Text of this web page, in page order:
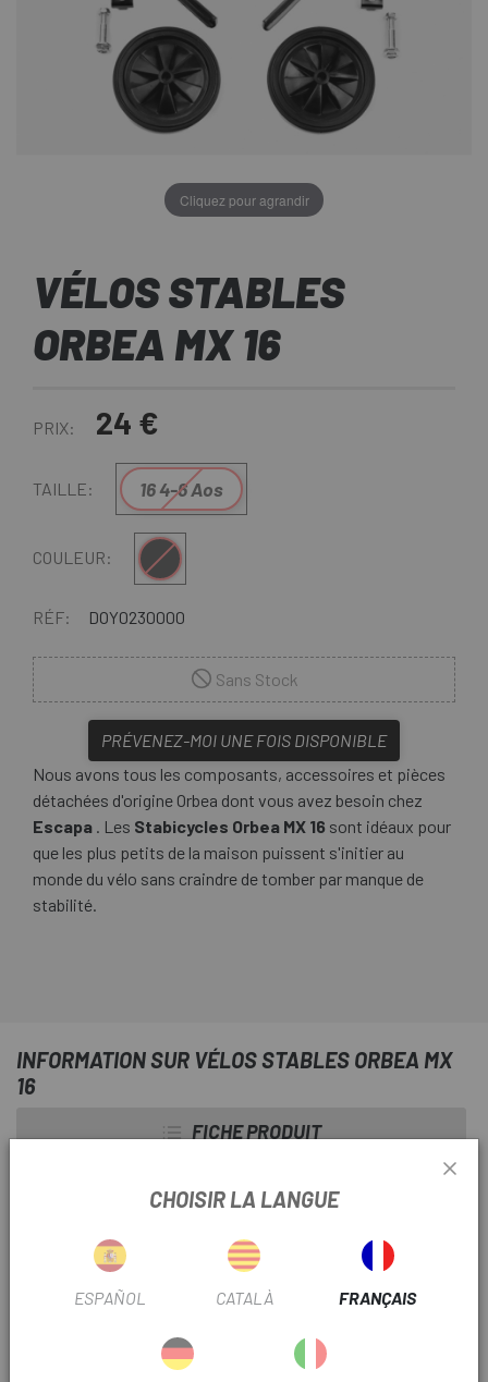
Cliquez pour agrandir
VÉLOS STABLES
ORBEA MX 16
PRIX: 24 €
TAILLE: 16 4-6 Aos
COULEUR: Noir
RÉF: DOY0230000
Sans Stock
PRÉVENEZ-MOI UNE FOIS DISPONIBLE
Nous avons tous les composants, accessoires et pièces
détachées d'origine Orbea dont vous avez besoin chez
Escapa . Les Stabicycles Orbea MX 16 sont idéaux pour
que les plus petits de la maison puissent s'initier au
monde du vélo sans craindre de tomber par manque de
stabilité.
INFORMATION SUR VÉLOS STABLES ORBEA MX
16
FICHE PRODUIT
DIAMÈTRE
UTILISER LE FILTRE Infantil
CHOISIR LA LANGUE
ESPAÑOL CATALÀ FRANÇAIS